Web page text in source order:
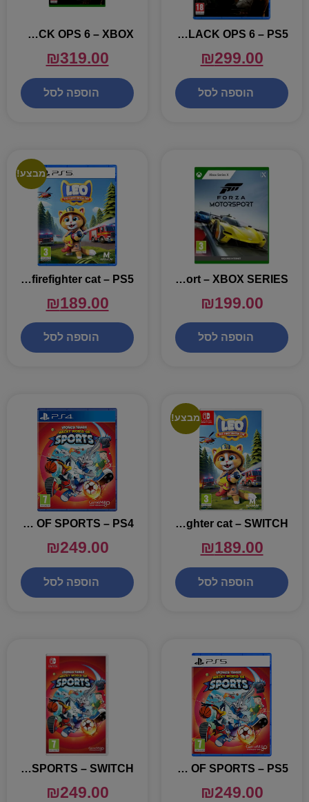
CALL OF DUTY BLACK OPS 6 – PS5
₪299.00
הוספה לסל
CALL OF DUTY BLACK OPS 6 – XBOX
₪319.00
הוספה לסל
Forza Motorsport – XBOX SERIES
₪199.00
הוספה לסל
מבצע!
leo: the firefighter cat – PS5
₪189.00
הוספה לסל
מבצע!
leo: the firefighter cat – SWITCH
₪189.00
הוספה לסל
LOONEY TUNES WACKY WORLD OF SPORTS – PS4
₪249.00
הוספה לסל
LOONEY TUNES WACKY WORLD OF SPORTS – PS5
₪249.00
LOONEY TUNES WACKY WORLD OF SPORTS – SWITCH
₪249.00